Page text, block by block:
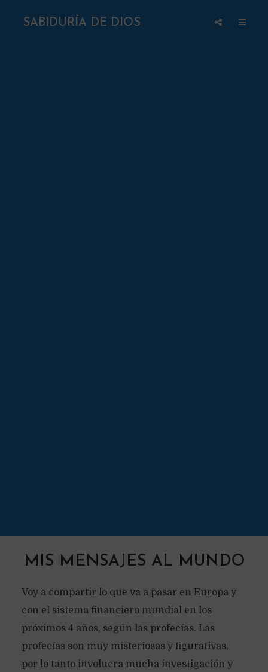
SABIDURÍA DE DIOS
MIS MENSAJES AL MUNDO
Voy a compartir lo que va a pasar en Europa y
con el sistema financiero mundial en los
próximos 4 años, según las profecías. Las
profecías son muy misteriosas y figurativas,
por lo tanto involucra mucha investigación y